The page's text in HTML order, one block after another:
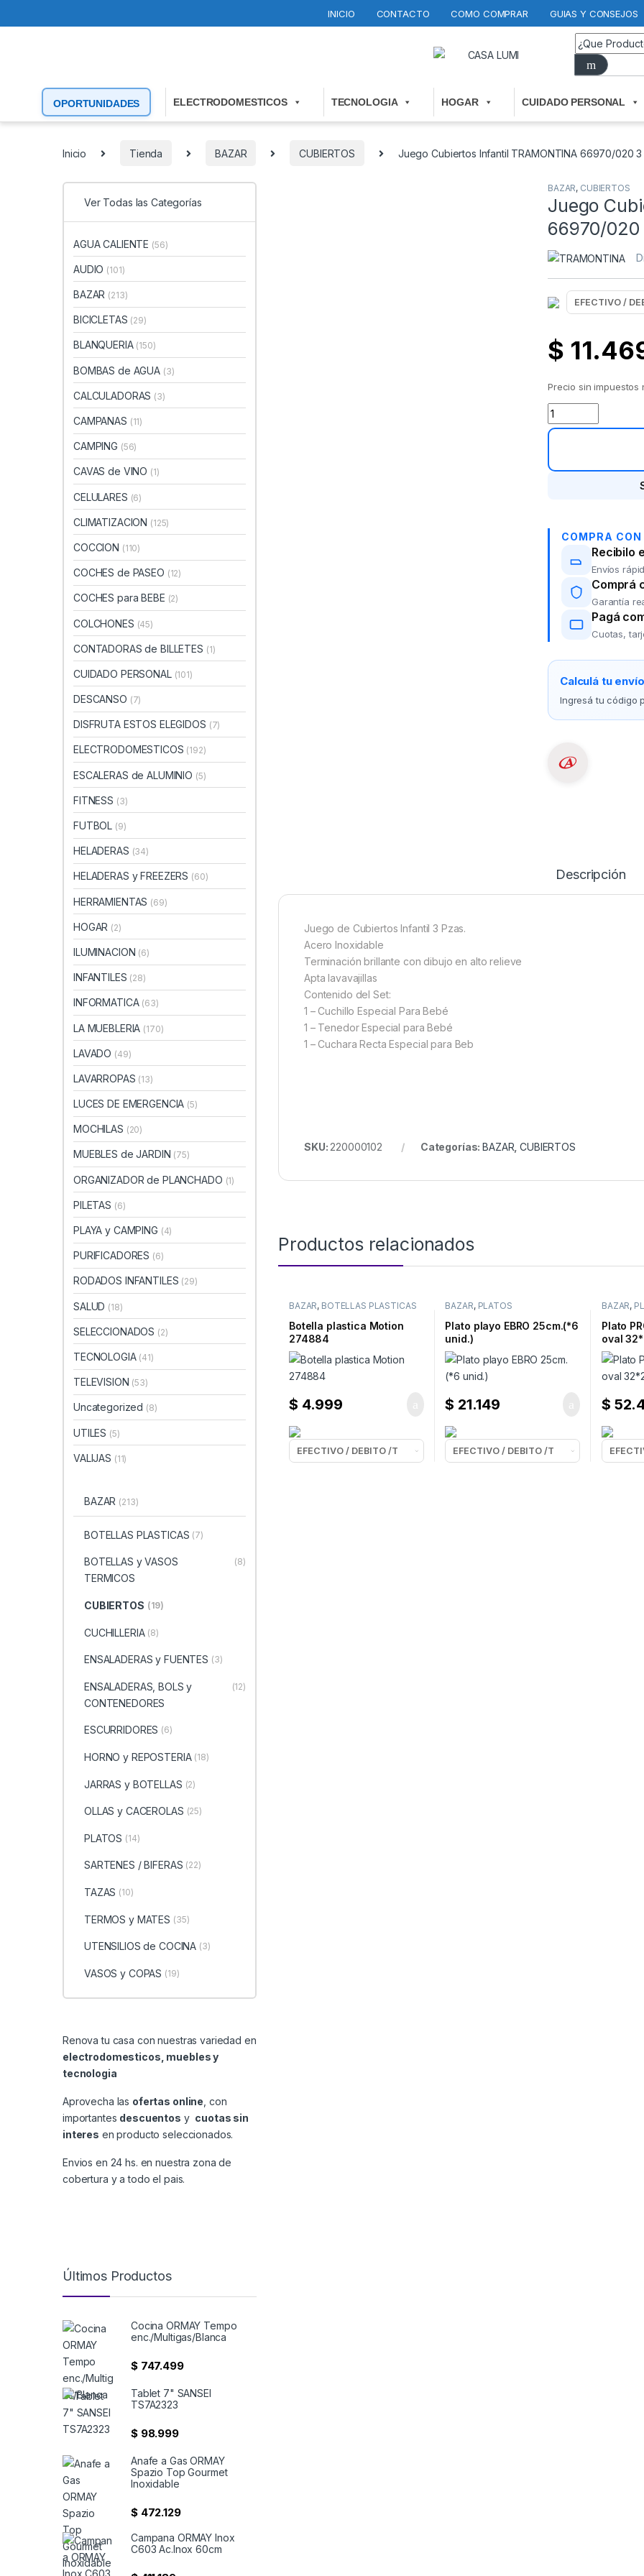
INICIO CONTACTO COMO COMPRAR GUIAS Y CONSEJOS
OPORTUNIDADES ELECTRODOMESTICOS TECNOLOGIA HOGAR CUIDADO PERSONAL
Inicio Tienda BAZAR CUBIERTOS Juego Cubiertos Infantil TRAMONTINA 66970/020 3
BAZAR, CUBIERTOS
Juego
66970/020
$
Precio sin
Juego Cubiertos
COMPRA
Recibilo
Envíos
Comprá
Garantía
Pagá
Cuotas,
Calculá tu
Ingresá tu código
Descripción
Juego de Cubiertos Infantil 3 Pzas.
Acero Inoxidable
Terminación brillante con dibujo en alto relieve
Apta lavavajillas
Contenido del Set:
1 – Cuchillo Especial Para Bebé
1 – Tenedor Especial para Bebé
1 – Cuchara Recta Especial para Beb
SKU:220000102 Categorías:BAZAR,CUBIERTOS
Productos relacionados
BAZAR, BOTELLAS PLASTICAS
Botella plastica Motion
274884
$ 4.999
BAZAR, PLATOS
Plato playo EBRO 25cm.(*6
unid.)
$ 21.149
BAZAR,
Plato
oval
$
Ver Todas las Categorías
AGUA CALIENTE (56)
AUDIO (101)
BAZAR (213)
BICICLETAS (29)
BLANQUERIA (150)
BOMBAS de AGUA (3)
CALCULADORAS (3)
CAMPANAS (11)
CAMPING (56)
CAVAS de VINO (1)
CELULARES (6)
CLIMATIZACION (125)
COCCION (110)
COCHES de PASEO (12)
COCHES para BEBE (2)
COLCHONES (45)
CONTADORAS de BILLETES (1)
CUIDADO PERSONAL (101)
DESCANSO (7)
DISFRUTA ESTOS ELEGIDOS (7)
ELECTRODOMESTICOS (192)
ESCALERAS de ALUMINIO (5)
FITNESS (3)
FUTBOL (9)
HELADERAS (34)
HELADERAS y FREEZERS (60)
HERRAMIENTAS (69)
HOGAR (2)
ILUMINACION (6)
INFANTILES (28)
INFORMATICA (63)
LA MUEBLERIA (170)
LAVADO (49)
LAVARROPAS (13)
LUCES DE EMERGENCIA (5)
MOCHILAS (20)
MUEBLES de JARDIN (75)
ORGANIZADOR de PLANCHADO (1)
PILETAS (6)
PLAYA y CAMPING (4)
PURIFICADORES (6)
RODADOS INFANTILES (29)
SALUD (18)
SELECCIONADOS (2)
TECNOLOGIA (41)
TELEVISION (53)
Uncategorized (8)
UTILES (5)
VALIJAS (11)
BAZAR (213)
BOTELLAS PLASTICAS (7)
BOTELLAS y VASOS
TERMICOS
(8)
CUBIERTOS (19)
CUCHILLERIA (8)
ENSALADERAS y FUENTES (3)
ENSALADERAS, BOLS y
CONTENEDORES
(12)
ESCURRIDORES (6)
HORNO y REPOSTERIA (18)
JARRAS y BOTELLAS (2)
OLLAS y CACEROLAS (25)
PLATOS (14)
SARTENES / BIFERAS (22)
TAZAS (10)
TERMOS y MATES (35)
UTENSILIOS de COCINA (3)
VASOS y COPAS (19)
Renova tu casa con nuestras variedad en
electrodomesticos, muebles y
tecnologia
Aprovecha las ofertas online , con
importantes descuentos y cuotas sin
interes en producto seleccionados.
Envios en 24 hs. en nuestra zona de
cobertura y a todo el pais.
Últimos Productos
Cocina ORMAY Tempo
enc./Multigas/Blanca
$747.499
Tablet 7" SANSEI
TS7A2323
$98.999
Anafe a Gas ORMAY
Spazio Top Gourmet
Inoxidable
$472.129
Campana ORMAY Inox
C603 Ac.Inox 60cm